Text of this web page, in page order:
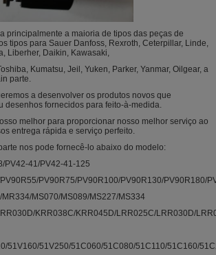
principalmente a maioria de tipos das peças de
tipos para Sauer Danfoss, Rexroth, Ceterpillar, Linde,
Liberher, Daikin, Kawasaki,
Kumatsu, Jeil, Yuken, Parker, Yanmar, Oilgear, a
parte.
a desenvolver os produtos novos que
desenhos fornecidos para feito-à-medida.
melhor para proporcionar nosso melhor serviço ao
entrega rápida e serviço perfeito.
nos pode fornecê-lo abaixo do modelo:
PV42-41/PV42-41-125
PV90R75/PV90R100/PV90R130/PV90R180/
MS070/MS089/MS227/MS334
KRR038C/KRR045D/LRR025C/LRR030D/
51V160/51V250/51C060/51C080/51C110/51C160/